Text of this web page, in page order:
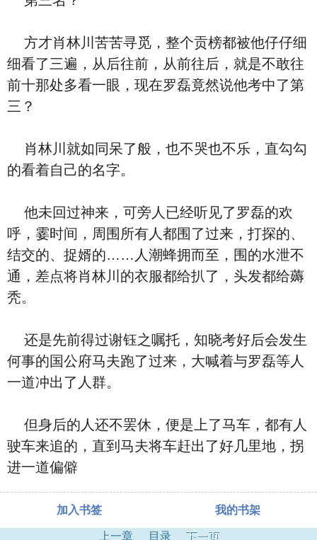
方才肖林川苦苦寻觅，整个贡榜都被他仔仔细
细看了三遍，从后往前，从前往后，就是不敢往
前十那处多看一眼，现在罗磊竟然说他考中了第
三？
肖林川就如同呆了般，也不哭也不乐，直勾勾
的看着自己的名字。
他未回过神来，可旁人已经听见了罗磊的欢
呼，霎时间，周围所有人都围了过来，打探的、
结交的、捉婿的……人潮蜂拥而至，围的水泄不
通，差点将肖林川的衣服都给扒了，头发都给薅
秃。
还是先前得过谢钰之嘱托，知晓考好后会发生
何事的国公府马夫跑了过来，大喊着与罗磊等人
一道冲出了人群。
但身后的人还不罢休，便是上了马车，都有人
驶车来追的，直到马夫将车赶出了好几里地，拐
进一道偏僻
加入书签 我的书架
上一章 目录 下一页